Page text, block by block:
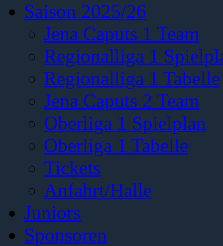
Saison 2025/26
Jena Caputs 1 Team
Regionalliga 1
Regionalliga 1 Tabelle
Jena Caputs 2 Team
Oberliga 1 Spielplan
Oberliga 1 Tabelle
Tickets
Anfahrt/Halle
Juniors
Sponsoren